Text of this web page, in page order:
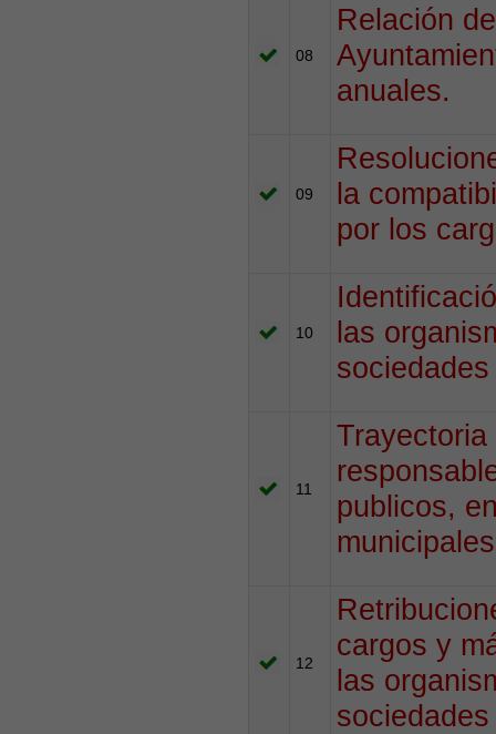
08
Relación
anuales.
09
la
por los
10
las
11
publicos,
municipales
12
cargos y
las